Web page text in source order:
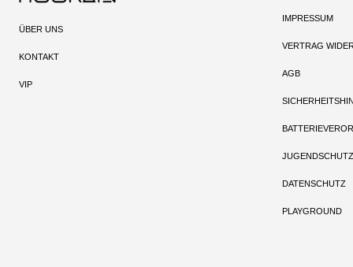
ÜBER UNS
KONTAKT
VIP
IMPRESSUM
VERTRAG
AGB
JUGENDSCHUTZ
DATENSCHUTZ
PLAYGROUND